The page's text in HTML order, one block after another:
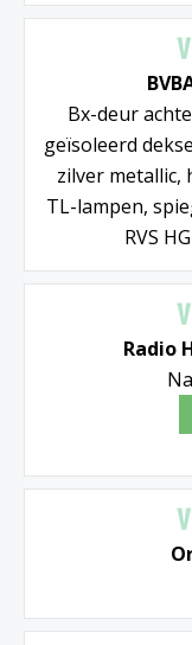
Bx-deur
geïsoleerd
zilver metallic,
TL-lampen,
RVS
Radio